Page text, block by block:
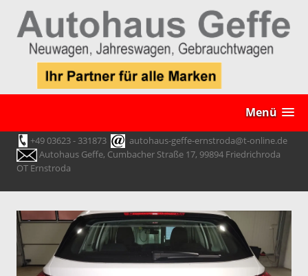
Menü
+49 03623 - 331873
autohaus-geffe-ernstroda@t-online.de
Autohaus Geffe, Cumbacher Straße 17, 99894 Friedrichroda
OT Ernstroda